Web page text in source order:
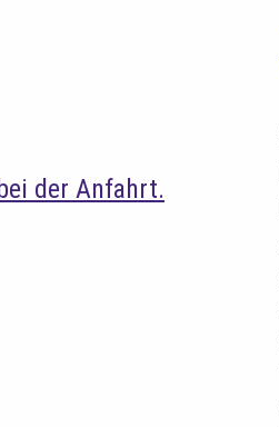
der Anfahrt.